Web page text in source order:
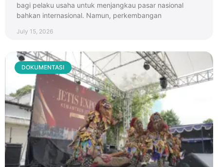
bagi pelaku usaha untuk menjangkau pasar nasional
bahkan internasional. Namun, perkembangan
July 15, 2026
DOKUMENTASI